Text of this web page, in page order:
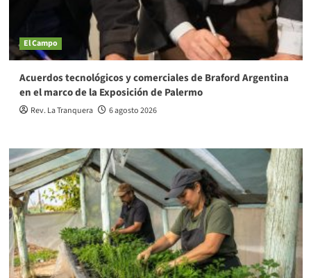
El Campo
Acuerdos tecnológicos y comerciales de Braford Argentina
en el marco de la Exposición de Palermo
Rev. La Tranquera 6 agosto 2026